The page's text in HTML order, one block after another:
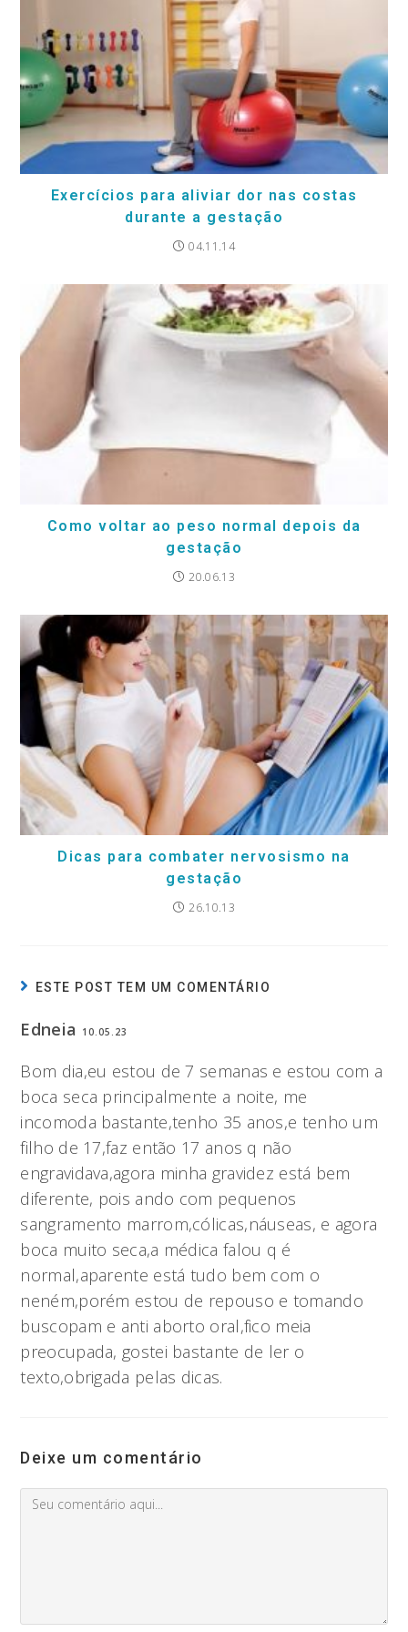
Exercícios para aliviar dor nas costas
durante a gestação
04.11.14
Como voltar ao peso normal depois da
gestação
20.06.13
Dicas para combater nervosismo na
gestação
26.10.13
ESTE POST TEM UM COMENTÁRIO
Edneia 10.05.23
Bom dia,eu estou de 7 semanas e estou com a
boca seca principalmente a noite, me
incomoda bastante,tenho 35 anos,e tenho um
filho de 17,faz então 17 anos q não
engravidava,agora minha gravidez está bem
diferente, pois ando com pequenos
sangramento marrom,cólicas,náuseas, e agora
boca muito seca,a médica falou q é
normal,aparente está tudo bem com o
neném,porém estou de repouso e tomando
buscopam e anti aborto oral,fico meia
preocupada, gostei bastante de ler o
texto,obrigada pelas dicas.
Deixe um comentário
Comment